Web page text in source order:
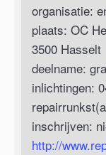
organisatie:
plaats: OC
3500 Hasselt
deelname:
inlichtingen:
inschrijven:
http://